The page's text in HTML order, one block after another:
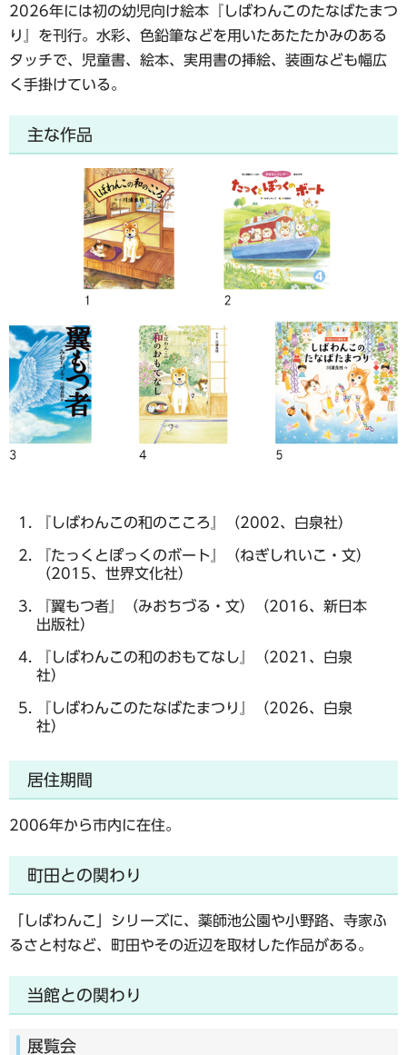
2026年には初の幼児向け絵本『しばわんこのたなばたまつ
り』を刊行。水彩、色鉛筆などを用いたあたたかみのある
タッチで、児童書、絵本、実用書の挿絵、装画なども幅広
く手掛けている。
主な作品
『しばわんこの和のこころ』（2002、白泉社）
『たっくとぽっくのボート』（ねぎしれいこ・文）
（2015、世界文化社）
『翼もつ者』（みおちづる・文）（2016、新日本
出版社）
『しばわんこの和のおもてなし』（2021、白泉
社）
『しばわんこのたなばたまつり』（2026、白泉
社）
居住期間
2006年から市内に在住。
町田との関わり
「しばわんこ」シリーズに、薬師池公園や小野路、寺家ふ
るさと村など、町田やその近辺を取材した作品がある。
当館との関わり
展覧会